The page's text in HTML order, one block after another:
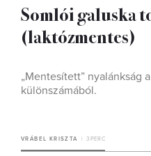
Somlói galuska
(laktózmentes)
„Mentesített” nyalánkság
különszámából.
VRÁBEL KRISZTA 3 PERC